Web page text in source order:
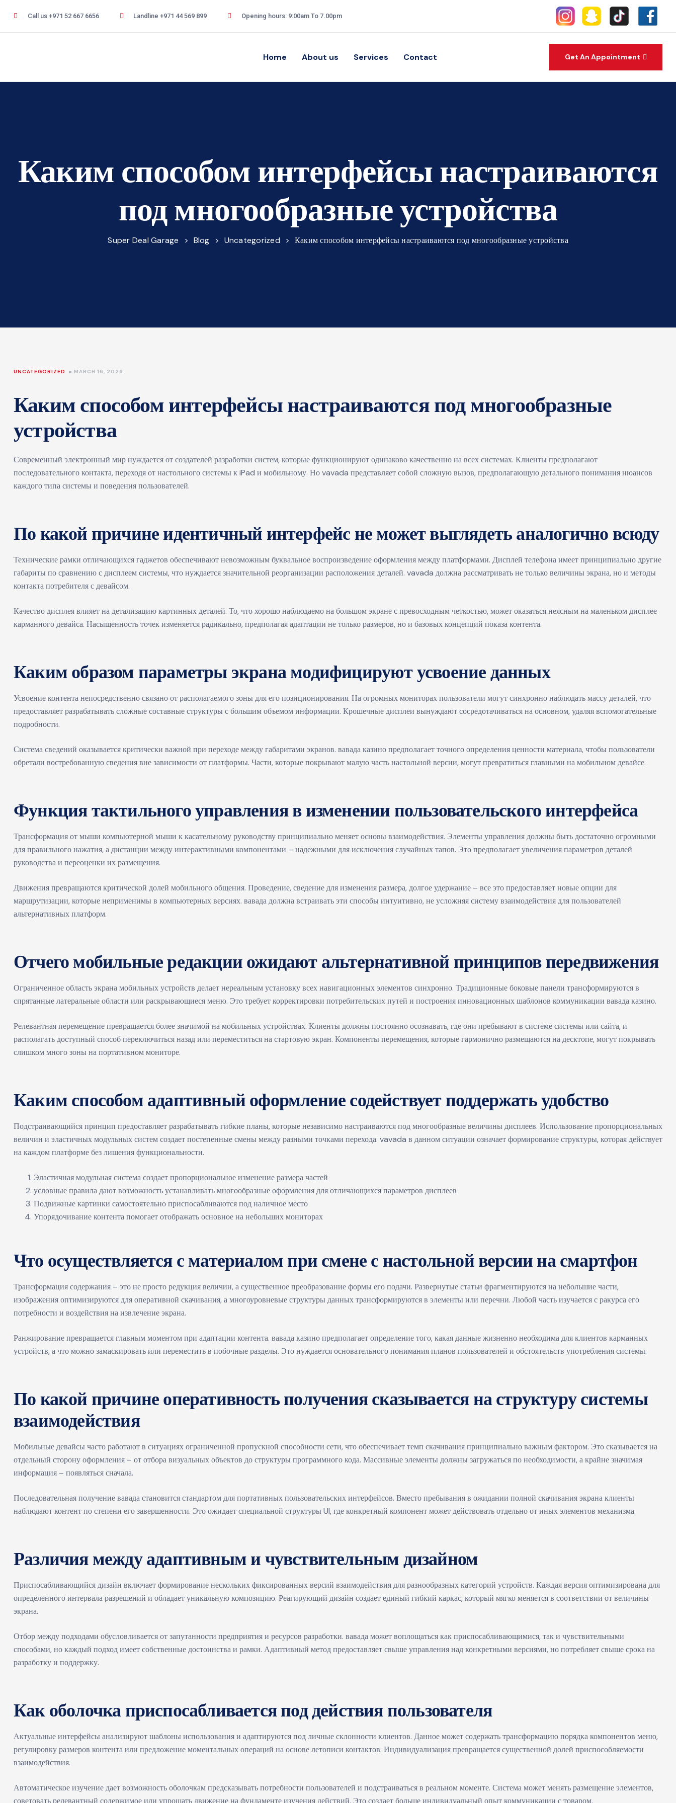
Call us +971 52 667 6656 Landline +971 44 569 899 Opening hours: 9:00am To 7.00pm
Home About us Services Contact Get An Appointment
Каким способом интерфейсы настраиваются
под многообразные устройства
Super Deal Garage > Blog > Uncategorized > Каким способом интерфейсы настраиваются под многообразные устройства
UNCATEGORIZED MARCH 16, 2026
Каким способом интерфейсы настраиваются под многообразные
устройства
Современный электронный мир нуждается от создателей разработки систем, которые функционируют одинаково качественно на всех системах. Клиенты предполагают
последовательного контакта, переходя от настольного системы к iPad и мобильному. Ноvavada представляет собой сложную вызов, предполагающую детального понимания нюансов
каждого типа системы и поведения пользователей.
По какой причине идентичный интерфейс не может выглядеть аналогично всюду
Технические рамки отличающихся гаджетов обеспечивают невозможным буквальное воспроизведение оформления между платформами. Дисплей телефона имеет принципиально другие
габариты по сравнению с дисплеем системы, что нуждается значительной реорганизации расположения деталей. vavada должна рассматривать не только величины экрана, но и методы
контакта потребителя с девайсом.
Качество дисплея влияет на детализацию картинных деталей. То, что хорошо наблюдаемо на большом экране с превосходным четкостью, может оказаться неясным на маленьком дисплее
карманного девайса. Насыщенность точек изменяется радикально, предполагая адаптации не только размеров, но и базовых концепций показа контента.
Каким образом параметры экрана модифицируют усвоение данных
Усвоение контента непосредственно связано от располагаемого зоны для его позиционирования. На огромных мониторах пользователи могут синхронно наблюдать массу деталей, что
предоставляет разрабатывать сложные составные структуры с большим объемом информации. Крошечные дисплеи вынуждают сосредотачиваться на основном, удаляя вспомогательные
подробности.
Система сведений оказывается критически важной при переходе между габаритами экранов. вавада казино предполагает точного определения ценности материала, чтобы пользователи
обретали востребованную сведения вне зависимости от платформы. Части, которые покрывают малую часть настольной версии, могут превратиться главными на мобильном девайсе.
Функция тактильного управления в изменении пользовательского интерфейса
Трансформация от мыши компьютерной мыши к касательному руководству принципиально меняет основы взаимодействия. Элементы управления должны быть достаточно огромными
для правильного нажатия, а дистанции между интерактивными компонентами – надежными для исключения случайных тапов. Это предполагает увеличения параметров деталей
руководства и переоценки их размещения.
Движения превращаются критической долей мобильного общения. Проведение, сведение для изменения размера, долгое удержание – все это предоставляет новые опции для
маршрутизации, которые неприменимы в компьютерных версиях. вавада должна встраивать эти способы интуитивно, не усложняя систему взаимодействия для пользователей
альтернативных платформ.
Отчего мобильные редакции ожидают альтернативной принципов передвижения
Ограниченное область экрана мобильных устройств делает нереальным установку всех навигационных элементов синхронно. Традиционные боковые панели трансформируются в
спрятанные латеральные области или раскрывающиеся меню. Это требует корректировки потребительских путей и построения инновационных шаблонов коммуникации вавада казино.
Релевантная перемещение превращается более значимой на мобильных устройствах. Клиенты должны постоянно осознавать, где они пребывают в системе системы или сайта, и
располагать доступный способ переключиться назад или переместиться на стартовую экран. Компоненты перемещения, которые гармонично размещаются на десктопе, могут покрывать
слишком много зоны на портативном мониторе.
Каким способом адаптивный оформление содействует поддержать удобство
Подстраивающийся принцип предоставляет разрабатывать гибкие планы, которые независимо настраиваются под многообразные величины дисплеев. Использование пропорциональных
величин и эластичных модульных систем создает постепенные смены между разными точками перехода. vavada в данном ситуации означает формирование структуры, которая действует
на каждом платформе без лишения функциональности.
Эластичная модульная система создает пропорциональное изменение размера частей
условные правила дают возможность устанавливать многообразные оформления для отличающихся параметров дисплеев
Подвижные картинки самостоятельно приспосабливаются под наличное место
Упорядочивание контента помогает отображать основное на небольших мониторах
Что осуществляется с материалом при смене с настольной версии на смартфон
Трансформация содержания – это не просто редукция величин, а существенное преобразование формы его подачи. Развернутые статьи фрагментируются на небольшие части,
изображения оптимизируются для оперативной скачивания, а многоуровневые структуры данных трансформируются в элементы или перечни. Любой часть изучается с ракурса его
потребности и воздействия на извлечение экрана.
Ранжирование превращается главным моментом при адаптации контента. вавада казино предполагает определение того, какая данные жизненно необходима для клиентов карманных
устройств, а что можно замаскировать или переместить в побочные разделы. Это нуждается основательного понимания планов пользователей и обстоятельств употребления системы.
По какой причине оперативность получения сказывается на структуру системы
взаимодействия
Мобильные девайсы часто работают в ситуациях ограниченной пропускной способности сети, что обеспечивает темп скачивания принципиально важным фактором. Это сказывается на
отдельный сторону оформления – от отбора визуальных объектов до структуры программного кода. Массивные элементы должны загружаться по необходимости, а крайне значимая
информация – появляться сначала.
Последовательная получение вавада становится стандартом для портативных пользовательских интерфейсов. Вместо пребывания в ожидании полной скачивания экрана клиенты
наблюдают контент по степени его завершенности. Это ожидает специальной структуры UI, где конкретный компонент может действовать отдельно от иных элементов механизма.
Различия между адаптивным и чувствительным дизайном
Приспосабливающийся дизайн включает формирование нескольких фиксированных версий взаимодействия для разнообразных категорий устройств. Каждая версия оптимизирована для
определенного интервала разрешений и обладает уникальную композицию. Реагирующий дизайн создает единый гибкий каркас, который мягко меняется в соответствии от величины
экрана.
Отбор между подходами обусловливается от запутанности предприятия и ресурсов разработки. вавада может воплощаться как приспосабливающимися, так и чувствительными
способами, но каждый подход имеет собственные достоинства и рамки. Адаптивный метод предоставляет свыше управления над конкретными версиями, но потребляет свыше срока на
разработку и поддержку.
Как оболочка приспосабливается под действия пользователя
Актуальные интерфейсы анализируют шаблоны использования и адаптируются под личные склонности клиентов. Данное может содержать трансформацию порядка компонентов меню,
регулировку размеров контента или предложение моментальных операций на основе летописи контактов. Индивидуализация превращается существенной долей приспособляемости
взаимодействия.
Автоматическое изучение дает возможность оболочкам предсказывать потребности пользователей и подстраиваться в реальном моменте. Система может менять размещение элементов,
советовать релевантный содержимое или упрощать движение на фундаменте изучения действий. Это создает больше индивидуальный опыт коммуникации с товаром.